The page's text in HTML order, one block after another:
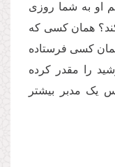
او به شما روزی
همان کسی که
کسی فرستاده
را مقدر کرده
یک مدبر بیشتر